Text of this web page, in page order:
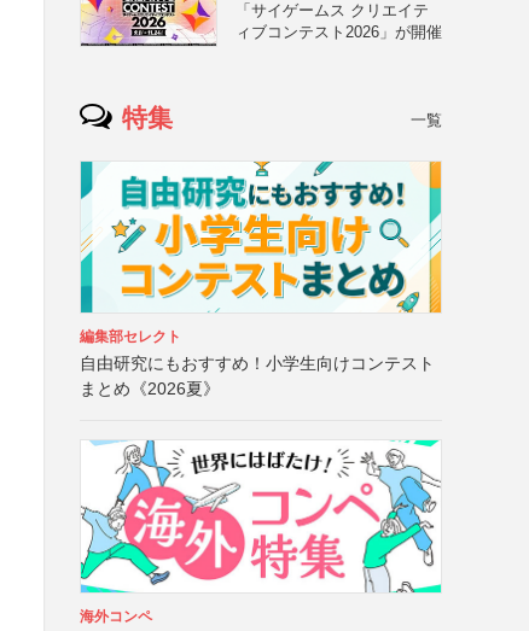
「サイゲームス クリエイテ
ィブコンテスト2026」が開催
特集 一覧
編集部セレクト
自由研究にもおすすめ！小学生向けコンテスト
まとめ《2026夏》
海外コンペ